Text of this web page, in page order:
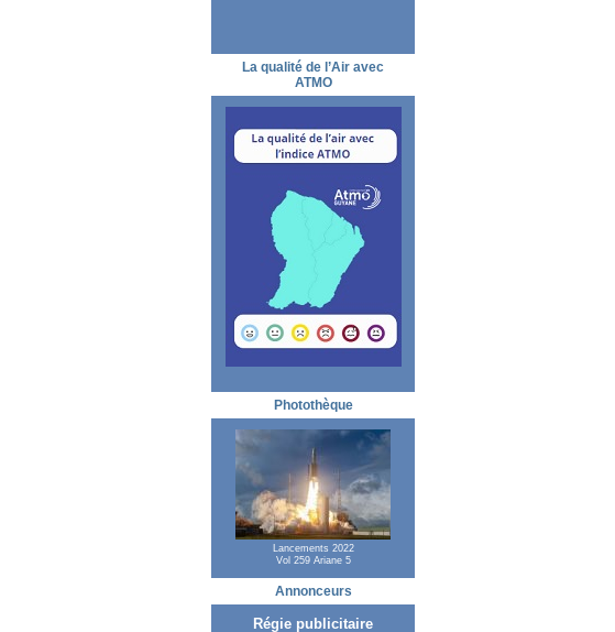
La qualité de l’Air avec
ATMO
Photothèque
Lancements 2022
Vol 259 Ariane 5
Annonceurs
Régie publicitaire